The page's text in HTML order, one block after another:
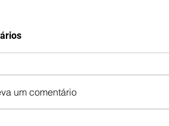
um comentário